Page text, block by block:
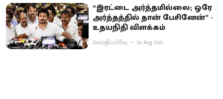
“இரட்டை அர்த்தமில்லை; ஒரே
அர்த்தத்தில் தான் பேசினேன்” -
உதயநிதி விளக்கம்
செய்திப்பிரிவு 04 Aug 2026